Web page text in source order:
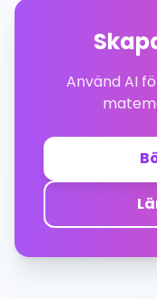
Använd AI